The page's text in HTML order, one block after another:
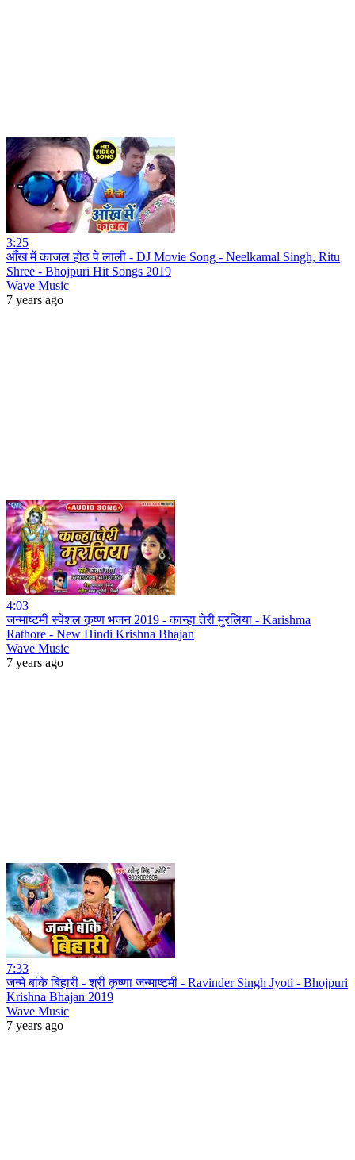
3:25
आँख में काजल होठ पे लाली - DJ Movie Song - Neelkamal Singh, Ritu
Shree - Bhojpuri Hit Songs 2019
Wave Music
7 years ago
4:03
जन्माष्टमी स्पेशल कृष्ण भजन 2019 - कान्हा तेरी मुरलिया - Karishma
Rathore - New Hindi Krishna Bhajan
Wave Music
7 years ago
7:33
जन्मे बांके बिहारी - श्री कृष्णा जन्माष्टमी - Ravinder Singh Jyoti - Bhojpuri
Krishna Bhajan 2019
Wave Music
7 years ago